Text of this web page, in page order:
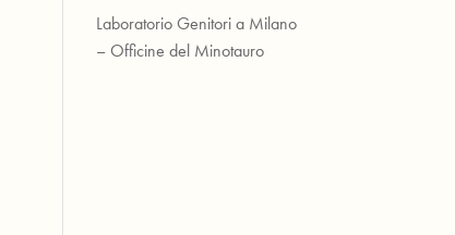
Laboratorio Genitori a Milano
– Officine del Minotauro